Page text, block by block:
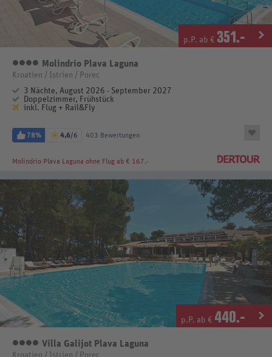
p.P. ab € 351.-
4 Sterne
Molindrio Plava Laguna
Kroatien / Istrien / Porec
3 Nächte, August 2026 - September 2027
Doppelzimmer, Frühstück
inkl. Flug + Rail&Fly
78% 4,6/6 403 Bewertungen
Molindrio Plava Laguna ohne Flug ab € 167.-
p.P. ab € 440.-
4 Sterne
Villa Galijot Plava Laguna